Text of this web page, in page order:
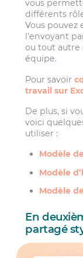
vous
différents
Vous
l’envoyant
ou tout autre
équipe.
Pour savoir
travail sur
De plus, si
voici
utiliser :
Modèle
Modèle
Modèle
En
partagé